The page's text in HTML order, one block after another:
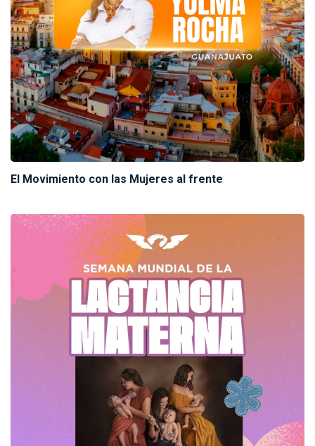
El Movimiento con las Mujeres al frente